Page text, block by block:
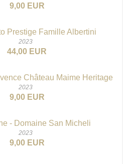
9,00 EUR
Prestige Famille Albertini
2023
44,00 EUR
Château Maime Heritage
2023
9,00 EUR
- Domaine San Micheli
2023
9,00 EUR